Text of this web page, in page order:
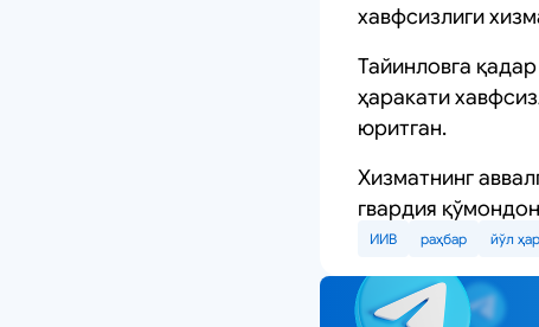
хавфсизлиги
Тайинловга
ҳаракати
юритган.
Хизматнинг
гвардия
ИИВ раҳбар йўл